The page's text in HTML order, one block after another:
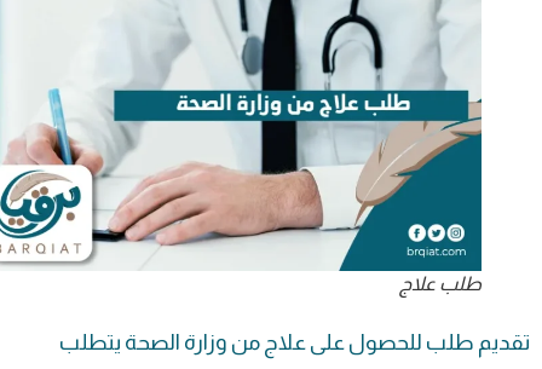
طلب علاج
تقديم طلب للحصول على علاج من وزارة الصحة يتطلب